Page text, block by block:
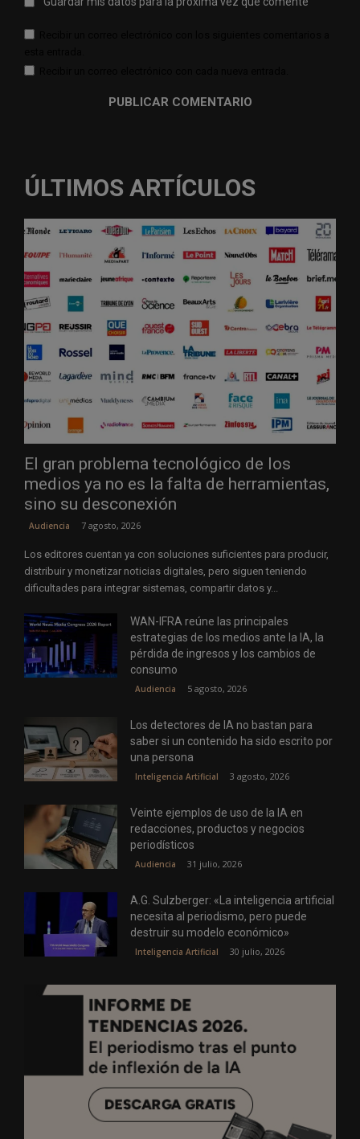
ÚLTIMOS ARTÍCULOS
El gran problema tecnológico de los
medios ya no es la falta de herramientas,
sino su desconexión
Audiencia 7 agosto, 2026
Los editores cuentan ya con soluciones suficientes para producir,
distribuir y monetizar noticias digitales, pero siguen teniendo
dificultades para integrar sistemas, compartir datos y...
WAN-IFRA reúne las principales
estrategias de los medios ante la IA, la
pérdida de ingresos y los cambios de
consumo
Audiencia 5 agosto, 2026
Los detectores de IA no bastan para
saber si un contenido ha sido escrito por
una persona
Inteligencia Artificial 3 agosto, 2026
Veinte ejemplos de uso de la IA en
redacciones, productos y negocios
periodísticos
Audiencia 31 julio, 2026
A.G. Sulzberger: «La inteligencia artificial
necesita al periodismo, pero puede
destruir su modelo económico»
Inteligencia Artificial 30 julio, 2026